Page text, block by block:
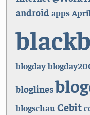
androidappsApril
blogday
bloglines
blogschauCebit